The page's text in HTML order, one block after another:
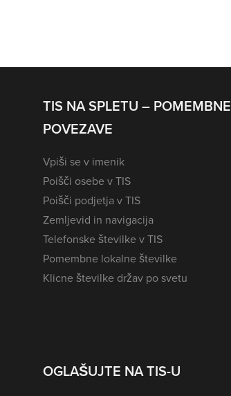
TIS NA SPLETU – POMEMBNE
POVEZAVE
Vpiši se v imenik
Poišči osebe v TIS
Poišči podjetja v TIS
Zemljevid in navigacija
Telefonske številke v TIS
Pomembne lokalne številke
Klicne številke držav po svetu
OGLAŠUJTE NA TIS-U